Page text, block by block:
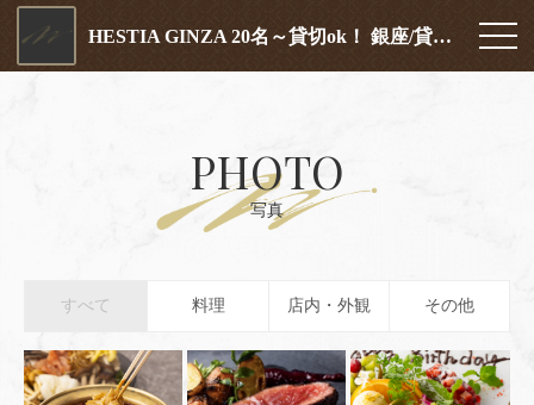
HESTIA GINZA 20名～貸切ok！ 銀座/貸切/個室/飲み放題/接待
PHOTO
写真
すべて 料理 店内・外観 その他